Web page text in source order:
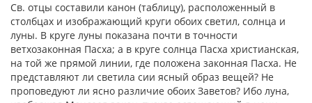
Св. отцы составили канон (таблицу), расположенный в
столбцах и изображающий круги обоих светил, солнца и
луны. В круге луны показана почти в точности
ветхозаконная Пасха; а в круге солнца Пасха христианская,
на той же прямой линии, где положена законная Пасха. Не
представляют ли светила сии ясный образ вещей? Не
проповедуют ли ясно различие обоих Заветов? Ибо луна,